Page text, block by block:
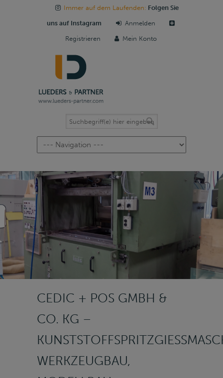
Immer auf dem Laufenden: Folgen Sie
uns auf Instagram Anmelden
Registrieren Mein Konto
Navigation
CEDIC + POS GMBH &
CO. KG –
ERKZEUGBAU, M